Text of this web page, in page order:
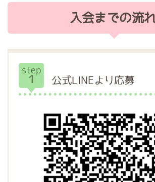
入会までの流れ
step
1 公式LINEより応募